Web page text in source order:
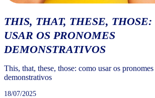
THIS, THAT, THESE, THOSE:
USAR OS PRONOMES
DEMONSTRATIVOS
This, that, these, those: como usar os pronomes
demonstrativos
18/07/2025